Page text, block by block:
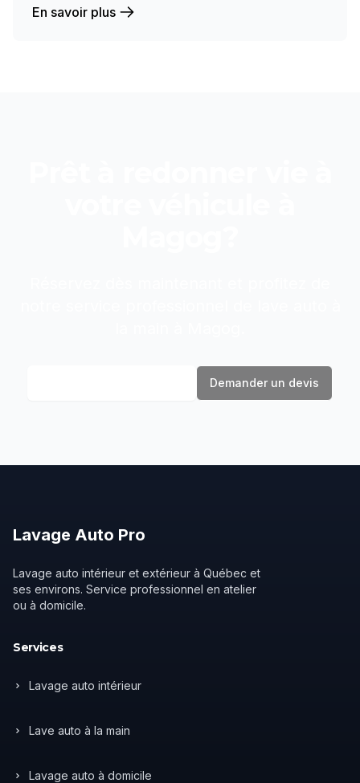
En savoir plus
Demander un devis
Lavage Auto Pro
Lavage auto intérieur et extérieur à Québec et
ses environs. Service professionnel en atelier
ou à domicile.
Services
Lavage auto intérieur
Lave auto à la main
Lavage auto à domicile